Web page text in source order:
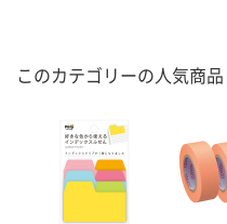
このカテゴリーの人気商品